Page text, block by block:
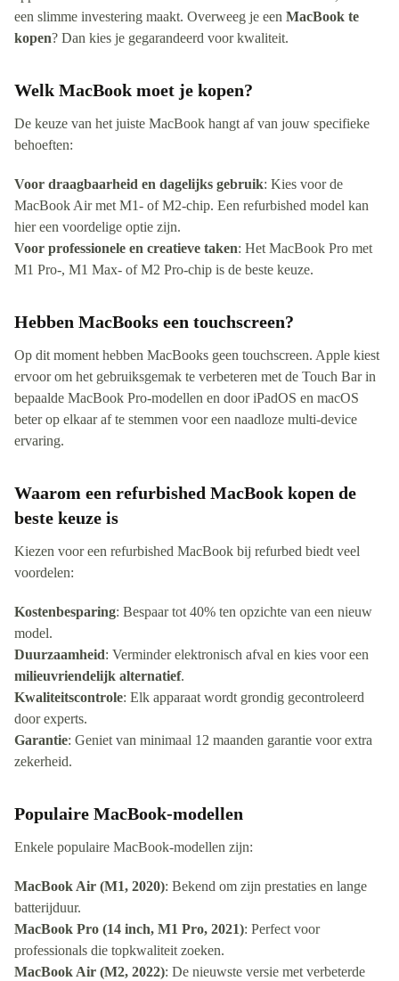
een slimme investering maakt. Overweeg je een MacBook te
kopen? Dan kies je gegarandeerd voor kwaliteit.
Welk MacBook moet je kopen?
De keuze van het juiste MacBook hangt af van jouw specifieke
behoeften:
Voor draagbaarheid en dagelijks gebruik: Kies voor de
MacBook Air met M1- of M2-chip. Een refurbished model kan
hier een voordelige optie zijn.
Voor professionele en creatieve taken: Het MacBook Pro met
M1 Pro-, M1 Max- of M2 Pro-chip is de beste keuze.
Hebben MacBooks een touchscreen?
Op dit moment hebben MacBooks geen touchscreen. Apple kiest
ervoor om het gebruiksgemak te verbeteren met de Touch Bar in
bepaalde MacBook Pro-modellen en door iPadOS en macOS
beter op elkaar af te stemmen voor een naadloze multi-device
ervaring.
Waarom een refurbished MacBook kopen de
beste keuze is
Kiezen voor een refurbished MacBook bij refurbed biedt veel
voordelen:
Kostenbesparing: Bespaar tot 40% ten opzichte van een nieuw
model.
Duurzaamheid: Verminder elektronisch afval en kies voor een
milieuvriendelijk alternatief.
Kwaliteitscontrole: Elk apparaat wordt grondig gecontroleerd
door experts.
Garantie: Geniet van minimaal 12 maanden garantie voor extra
zekerheid.
Populaire MacBook-modellen
Enkele populaire MacBook-modellen zijn:
MacBook Air (M1, 2020): Bekend om zijn prestaties en lange
batterijduur.
MacBook Pro (14 inch, M1 Pro, 2021): Perfect voor
professionals die topkwaliteit zoeken.
MacBook Air (M2, 2022): De nieuwste versie met verbeterde